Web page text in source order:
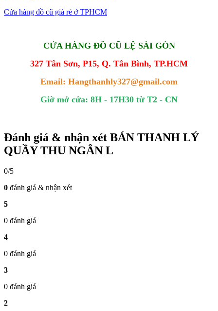
Cửa hàng đồ cũ giá rẻ ở TPHCM
CỬA HÀNG ĐỒ CŨ LỆ SÀI GÒN
327 Tân Sơn, P15, Q. Tân Bình, TP.HCM
Email: Hangthanhly327@gmail.com
Giờ mở cửa: 8H - 17H30 từ T2 - CN
Đánh giá & nhận xét BÁN THANH LÝ
QUẦY THU NGÂN L
0/5
0 đánh giá & nhận xét
5
0 đánh giá
4
0 đánh giá
3
0 đánh giá
2